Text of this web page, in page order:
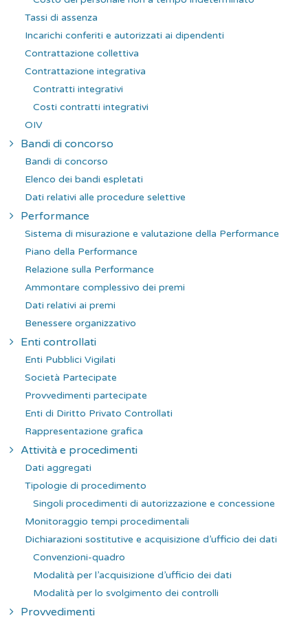
Tassi di assenza
Incarichi conferiti e autorizzati ai dipendenti
Contrattazione collettiva
Contrattazione integrativa
Contratti integrativi
Costi contratti integrativi
OIV
Bandi di concorso
Bandi di concorso
Elenco dei bandi espletati
Dati relativi alle procedure selettive
Performance
Sistema di misurazione e valutazione della Performance
Piano della Performance
Relazione sulla Performance
Ammontare complessivo dei premi
Dati relativi ai premi
Benessere organizzativo
Enti controllati
Enti Pubblici Vigilati
Società Partecipate
Provvedimenti partecipate
Enti di Diritto Privato Controllati
Rappresentazione grafica
Attività e procedimenti
Dati aggregati
Tipologie di procedimento
Singoli procedimenti di autorizzazione e concessione
Monitoraggio tempi procedimentali
Dichiarazioni sostitutive e acquisizione d’ufficio dei dati
Convenzioni-quadro
Modalità per l’acquisizione d’ufficio dei dati
Modalità per lo svolgimento dei controlli
Provvedimenti